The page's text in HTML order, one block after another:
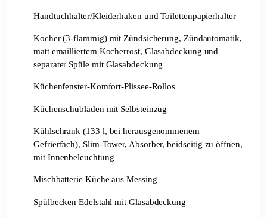
Handtuchhalter/Kleiderhaken und Toilettenpapierhalter
Kocher (3-flammig) mit Zündsicherung, Zündautomatik,
matt emailliertem Kocherrost, Glasabdeckung und
separater Spüle mit Glasabdeckung
Küchenfenster-Komfort-Plissee-Rollos
Küchenschubladen mit Selbsteinzug
Kühlschrank (133 l, bei herausgenommenem
Gefrierfach), Slim-Tower, Absorber, beidseitig zu öffnen,
mit Innenbeleuchtung
Mischbatterie Küche aus Messing
Spülbecken Edelstahl mit Glasabdeckung